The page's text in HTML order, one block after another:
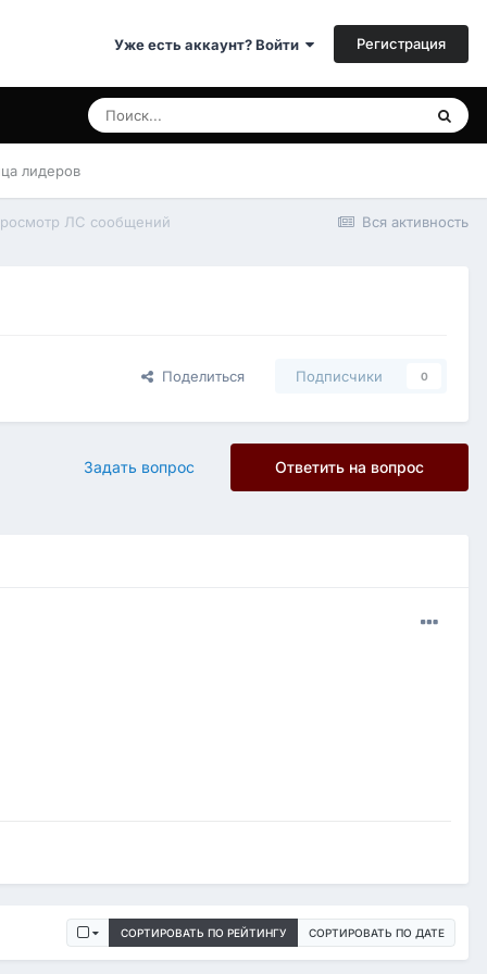
Уже есть аккаунт? Войти Регистрация
лидеров
Вся активность
ЛС сообщений
Поделиться Подписчики 0
Ответить на вопрос
Задать вопрос
СОРТИРОВАТЬ ПО РЕЙТИНГУ СОРТИРОВАТЬ ПО ДАТЕ